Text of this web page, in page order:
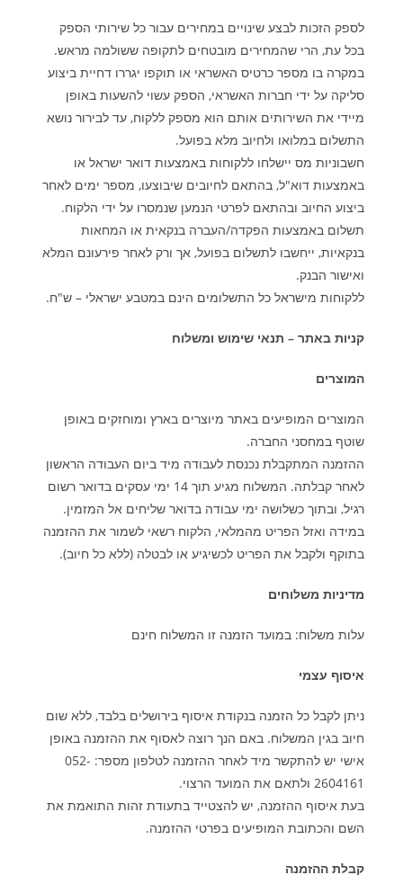
לספק הזכות לבצע שינויים במחירים עבור כל שירותי הספק
בכל עת, הרי שהמחירים מובטחים לתקופה ששולמה מראש.
במקרה בו מספר כרטיס האשראי או תוקפו יגררו דחיית ביצוע
סליקה על ידי חברות האשראי, הספק עשוי להשעות באופן
מיידי את השירותים אותם הוא מספק ללקוח, עד לבירור נושא
התשלום במלואו ולחיוב מלא בפועל.
חשבוניות מס יישלחו ללקוחות באמצעות דואר ישראל או
באמצעות דוא"ל, בהתאם לחיובים שיבוצעו, מספר ימים לאחר
ביצוע החיוב ובהתאם לפרטי הנמען שנמסרו על ידי הלקוח.
תשלום באמצעות הפקדה/העברה בנקאית או המחאות
בנקאיות, ייחשבו לתשלום בפועל, אך ורק לאחר פירעונם המלא
ואישור הבנק.
ללקוחות מישראל כל התשלומים הינם במטבע ישראלי – ש"ח.
קניות באתר – תנאי שימוש ומשלוח
המוצרים
המוצרים המופיעים באתר מיוצרים בארץ ומוחזקים באופן
שוטף במחסני החברה.
ההזמנה המתקבלת נכנסת לעבודה מיד ביום העבודה הראשון
לאחר קבלתה. המשלוח מגיע תוך 14 ימי עסקים בדואר רשום
רגיל, ובתוך כשלושה ימי עבודה בדואר שליחים אל המזמין.
במידה ואזל הפריט מהמלאי, הלקוח רשאי לשמור את ההזמנה
בתוקף ולקבל את הפריט לכשיגיע או לבטלה (ללא כל חיוב).
מדיניות משלוחים
עלות משלוח: במועד הזמנה זו המשלוח חינם
איסוף עצמי
ניתן לקבל כל הזמנה בנקודת איסוף בירושלים בלבד, ללא שום
חיוב בגין המשלוח. באם הנך רוצה לאסוף את ההזמנה באופן
אישי יש להתקשר מיד לאחר ההזמנה לטלפון מספר: 052-
2604161 ולתאם את המועד הרצוי
.
בעת איסוף ההזמנה, יש להצטייד בתעודת זהות התואמת את
השם והכתובת המופיעים בפרטי ההזמנה.
קבלת ההזמנה